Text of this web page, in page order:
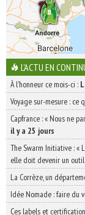
L'ACTU EN
À l'honneur ce mois-ci :
Voyage sur-mesure : ce
Capfrance : « Nous ne
il y a 25 jours
The Swarm Initiative : «
elle doit devenir un
La Corrèze, un
Idée Nomade : faire du
Ces labels et